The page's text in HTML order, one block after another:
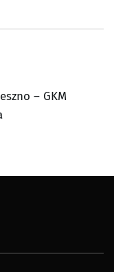
– GKM